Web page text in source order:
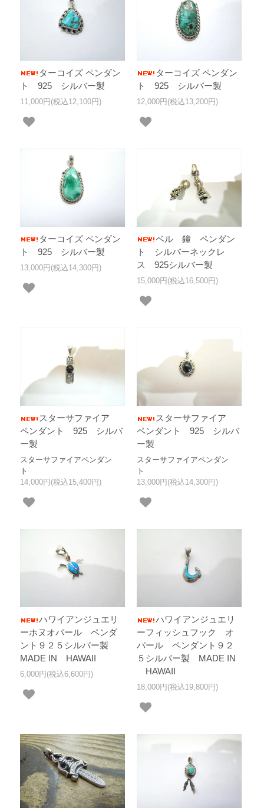
ターコイズ ペンダン
ト 925 シルバー製
11,000円(税込12,100円)
ターコイズ ペンダン
ト 925 シルバー製
12,000円(税込13,200円)
ターコイズ ペンダン
ト 925 シルバー製
13,000円(税込14,300円)
ベル 鐘 ペンダン
ト シルバーネックレ
ス 925シルバー製
15,000円(税込16,500円)
スターサファイア
ペンダント 925 シルバ
ー製
スターサファイアペンダン
ト
14,000円(税込15,400円)
スターサファイア
ペンダント 925 シルバ
ー製
スターサファイアペンダン
ト
13,000円(税込14,300円)
ハワイアンジュエリ
ーホヌオパール ペンダ
ント９２５シルバー製
MADE IN HAWAII
6,000円(税込6,600円)
ハワイアンジュエリ
ーフィッシュフック オ
パール ペンダント９２
５シルバー製 MADE IN
HAWAII
18,000円(税込19,800円)